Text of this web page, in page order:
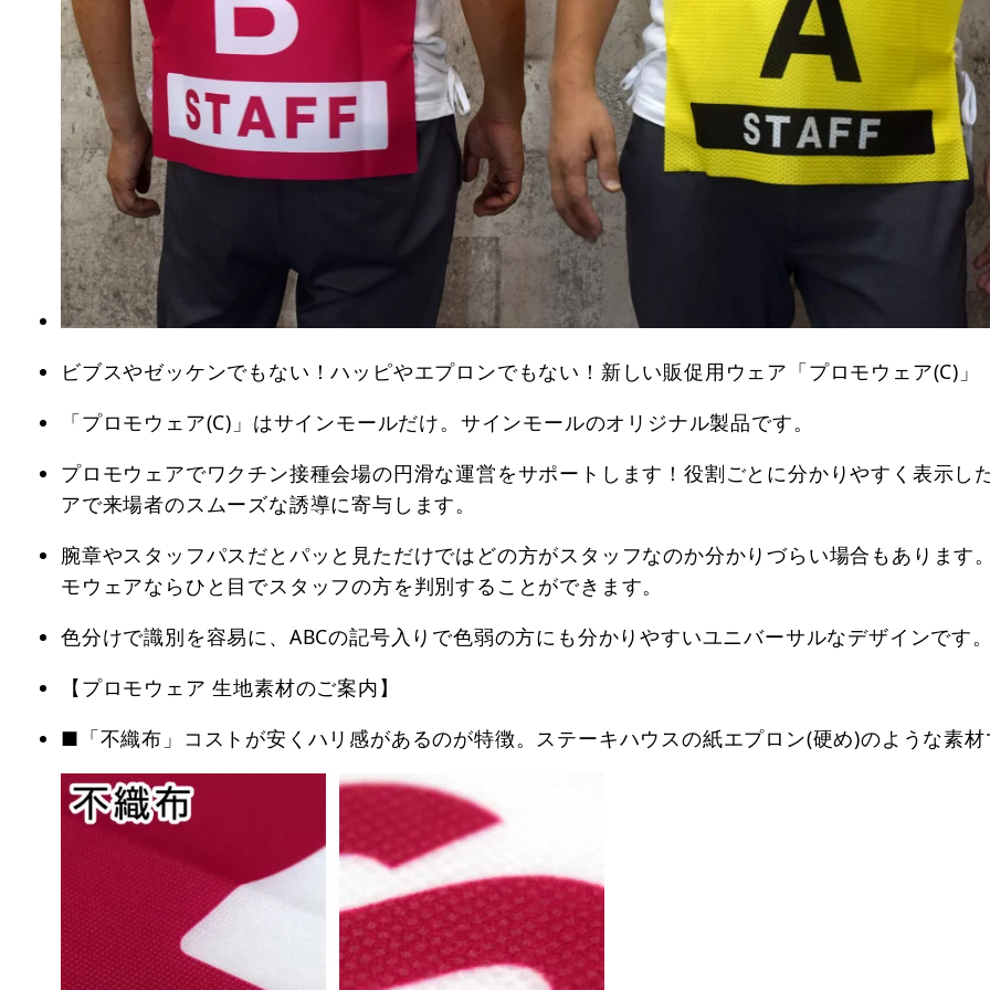
ビブスやゼッケンでもない！ハッピやエプロンでもない！新しい販促用ウェア「プロモウェア(C)」
「プロモウェア(C)」はサインモールだけ。サインモールのオリジナル製品です。
プロモウェアでワクチン接種会場の円滑な運営をサポートします！役割ごとに分かりやすく表示し
アで来場者のスムーズな誘導に寄与します。
腕章やスタッフパスだとパッと見ただけではどの方がスタッフなのか分かりづらい場合もあります
モウェアならひと目でスタッフの方を判別することができます。
色分けで識別を容易に、ABCの記号入りで色弱の方にも分かりやすいユニバーサルなデザインです
【プロモウェア 生地素材のご案内】
■「不織布」コストが安くハリ感があるのが特徴。ステーキハウスの紙エプロン(硬め)のような素